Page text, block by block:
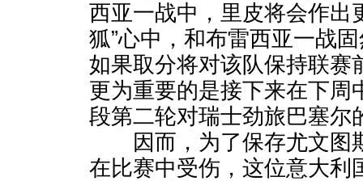
西亚一战中，里皮将会作出
狐”心中，和布雷西亚一战
如果取分将对该队保持联赛
更为重要的是接下来在下周
段第二轮对瑞士劲旅巴塞尔
因而，为了保存尤文图
在比赛中受伤，这位意大利